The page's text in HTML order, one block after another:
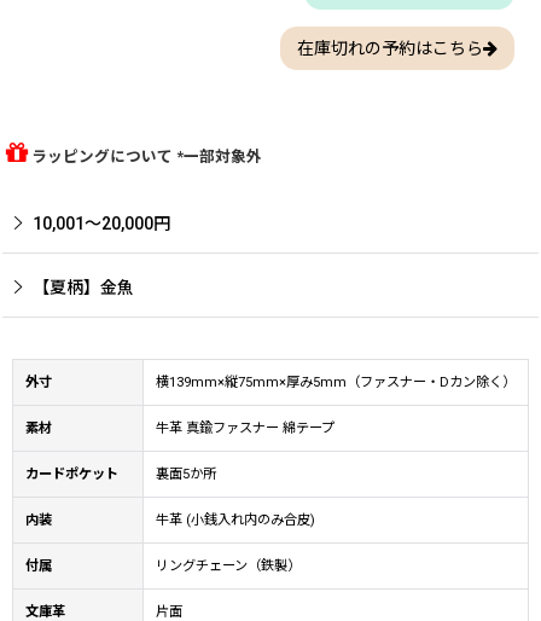
在庫切れの予約はこちら
ラッピングについて *一部対象外
10,001〜20,000円
【夏柄】金魚
外寸 横139mm×縦75mm×厚み5mm（ファスナー・Dカン除く）
素材 牛革 真鍮ファスナー 綿テープ
カードポケット 裏面5か所
内装 牛革 (小銭入れ内のみ合皮)
付属 リングチェーン（鉄製）
文庫革 片面